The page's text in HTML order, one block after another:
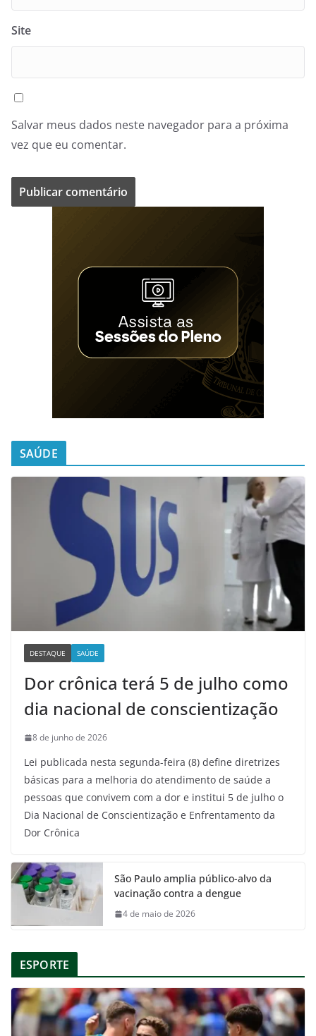
Site
Salvar meus dados neste navegador para a próxima
vez que eu comentar.
SAÚDE
DESTAQUE SAÚDE
Dor crônica terá 5 de julho como
dia nacional de conscientização
8 de junho de 2026
Lei publicada nesta segunda-feira (8) define diretrizes
básicas para a melhoria do atendimento de saúde a
pessoas que convivem com a dor e institui 5 de julho o
Dia Nacional de Conscientização e Enfrentamento da
Dor Crônica
São Paulo amplia público-alvo da
vacinação contra a dengue
4 de maio de 2026
ESPORTE